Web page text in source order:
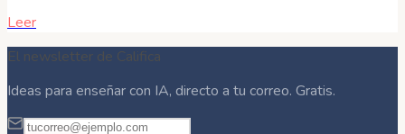
Leer
El newsletter de Califica
Ideas para enseñar con IA, directo a tu correo. Gratis.